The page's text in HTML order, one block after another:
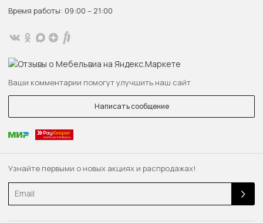
Узнайте первыми о новых акциях и распродажах!
Email
Время работы: 09:00 – 21:00
Ваши комментарии помогут улучшить наш сайт
Написать сообщение